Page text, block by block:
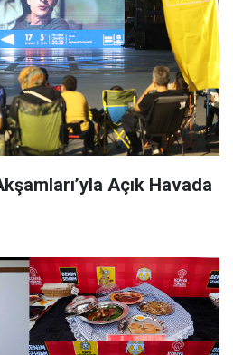
Açık Havada